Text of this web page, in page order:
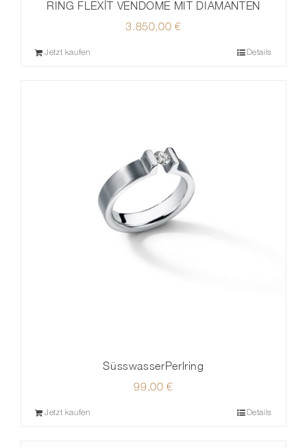
RING FLEXÍT VENDOME MIT DIAMANTEN
3.850,00€
Jetzt kaufen Details
SüsswasserPerlring
99,00€
Jetzt kaufen Details